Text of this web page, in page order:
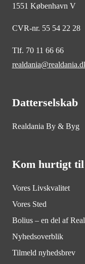
1551 København V
CVR-nr. 55 54 22 28
Tlf. 70 11 66 66
Datterselskab
Realdania By & Byg
Kom hurtigt til
Vores Livskvalitet
Vores Sted
Bolius – en del af
Nyhedsoverblik
Tilmeld nyhedsbrev